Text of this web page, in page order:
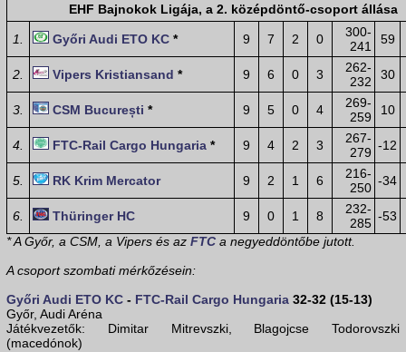
EHF Bajnokok Ligája, a 2. középdöntő-csoport állása
1. Győri Audi ETO KC * 9 7 2 0
300-
241
59
2. Vipers Kristiansand * 9 6 0 3
262-
232
30
3. CSM București * 9 5 0 4
269-
259
10
4. FTC-Rail Cargo Hungaria * 9 4 2 3
267-
279 -12
5. RK Krim Mercator 9 2 1 6
216-
250 -34
6. Thüringer HC 9 0 1 8
232-
285 -53
* A Győr, a CSM, a Vipers és az FTC a negyeddöntőbe jutott.
A csoport szombati mérkőzésein:
Győri Audi ETO KC - FTC-Rail Cargo Hungaria 32-32 (15-13)
Győr, Audi Aréna
Játékvezetők: Dimitar Mitrevszki, Blagojcse Todorovszki
(macedónok)